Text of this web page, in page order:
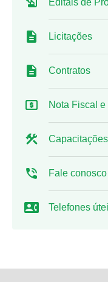
Editais de
Licitações
Contratos
Nota Fiscal
Fale conosco
Telefones